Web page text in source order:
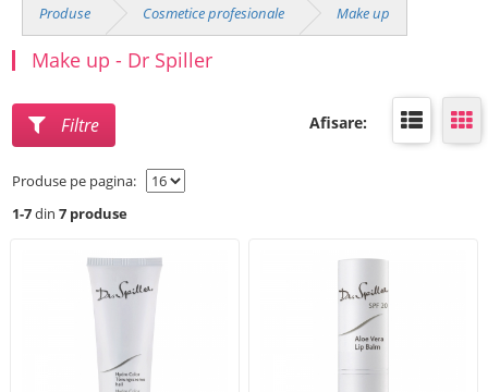
Produse Cosmetice profesionale Make up
Make up - Dr Spiller
Filtre Afisare:
Produse pe pagina:
1-7din 7 produse